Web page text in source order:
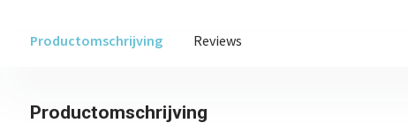
Productomschrijving Reviews
Productomschrijving